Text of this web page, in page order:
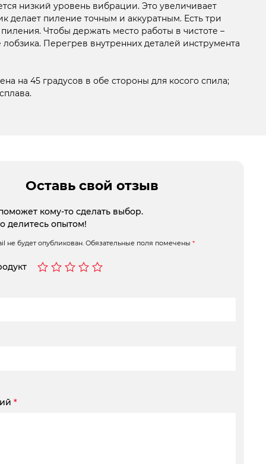
низкий уровень вибрации. Это увеличивает
делает пиление точным и аккуратным. Есть три
Чтобы держать место работы в чистоте –
Перегрев внутренних деталей инструмента
на 45 градусов в обе стороны для косого спила;
Оставь свой отзыв
кому-то сделать выбор.
делитесь опытом!
не будет опубликован. Обязательные поля помечены *
*